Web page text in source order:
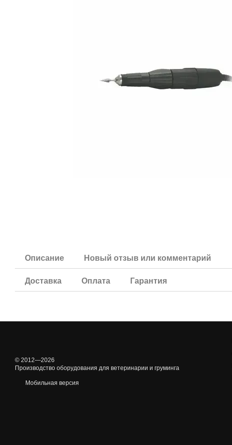
Описание Новый отзыв или комментарий
Доставка Оплата Гарантия
© 2012—2026
Производство оборудования для ветеринарии и груминга
Мобильная версия